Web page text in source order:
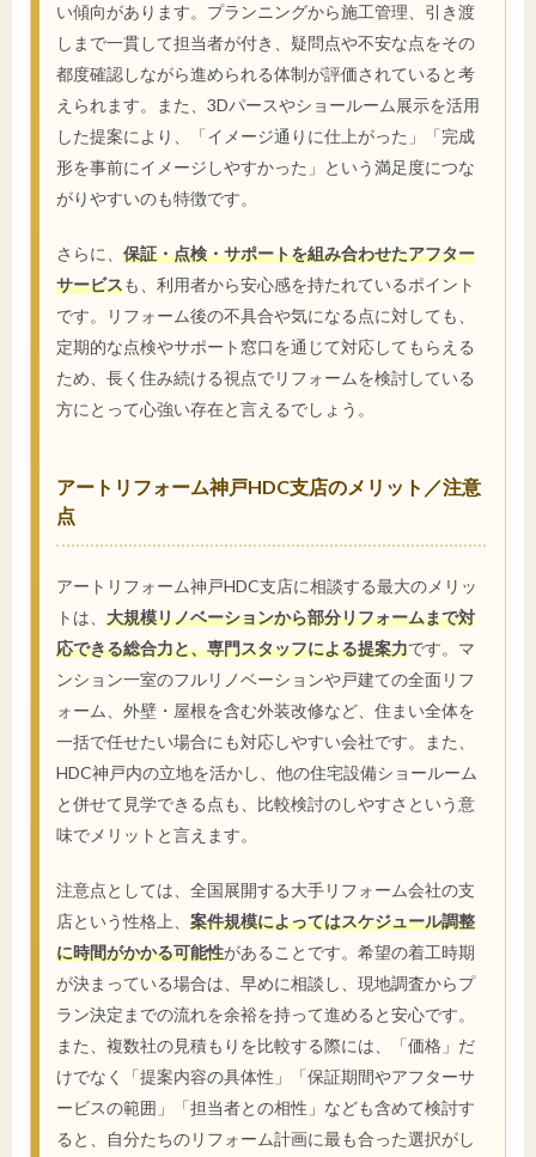
い傾向があります。プランニングから施工管理、引き渡
しまで一貫して担当者が付き、疑問点や不安な点をその
都度確認しながら進められる体制が評価されていると考
えられます。また、3Dパースやショールーム展示を活用
した提案により、「イメージ通りに仕上がった」「完成
形を事前にイメージしやすかった」という満足度につな
がりやすいのも特徴です。
さらに、 保証・点検・サポートを組み合わせたアフター
サービスも、利用者から安心感を持たれているポイント
です。リフォーム後の不具合や気になる点に対しても、
定期的な点検やサポート窓口を通じて対応してもらえる
ため、長く住み続ける視点でリフォームを検討している
方にとって心強い存在と言えるでしょう。
アートリフォーム神戸HDC支店のメリット／注意
点
アートリフォーム神戸HDC支店に相談する最大のメリッ
トは、 大規模リノベーションから部分リフォームまで対
応できる総合力と、専門スタッフによる提案力です。マ
ンション一室のフルリノベーションや戸建ての全面リフ
ォーム、外壁・屋根を含む外装改修など、住まい全体を
一括で任せたい場合にも対応しやすい会社です。また、
HDC神戸内の立地を活かし、他の住宅設備ショールーム
と併せて見学できる点も、比較検討のしやすさという意
味でメリットと言えます。
注意点としては、全国展開する大手リフォーム会社の支
店という性格上、 案件規模によってはスケジュール調整
に時間がかかる可能性があることです。希望の着工時期
が決まっている場合は、早めに相談し、現地調査からプ
ラン決定までの流れを余裕を持って進めると安心です。
また、複数社の見積もりを比較する際には、「価格」だ
けでなく「提案内容の具体性」「保証期間やアフターサ
ービスの範囲」「担当者との相性」なども含めて検討す
ると、自分たちのリフォーム計画に最も合った選択がし